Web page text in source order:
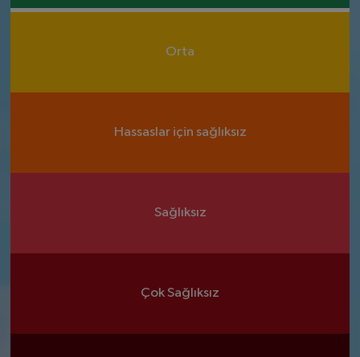
Orta
Hassaslar için sağlıksız
Sağlıksız
Çok Sağlıksız